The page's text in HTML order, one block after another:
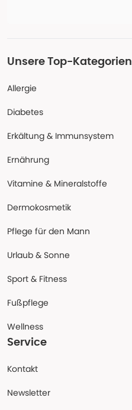
Unsere Top-Kategorien
Allergie
Diabetes
Erkältung & Immunsystem
Ernährung
Vitamine & Mineralstoffe
Dermokosmetik
Pflege für den Mann
Urlaub & Sonne
Sport & Fitness
Fußpflege
Wellness
Service
Kontakt
Newsletter